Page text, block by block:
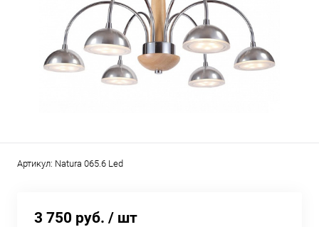
Артикул: Natura 065.6 Led
3 750 руб. / шт